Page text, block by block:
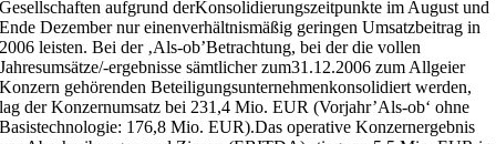
Gesellschaften aufgrund derKonsolidierungszeitpunkte im August und
Ende Dezember nur einenverhältnismäßig geringen Umsatzbeitrag in
2006 leisten. Bei der ‚Als-ob’Betrachtung, bei der die vollen
Jahresumsätze/-ergebnisse sämtlicher zum31.12.2006 zum Allgeier
Konzern gehörenden Beteiligungsunternehmenkonsolidiert werden,
lag der Konzernumsatz bei 231,4 Mio. EUR (Vorjahr’Als-ob‘ ohne
Basistechnologie: 176,8 Mio. EUR).Das operative Konzernergebnis